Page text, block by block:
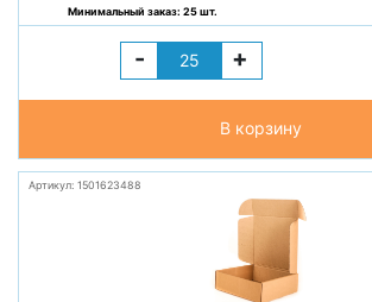
Минимальный заказ: 25 шт.
- +
В корзину
Артикул: 1501623488